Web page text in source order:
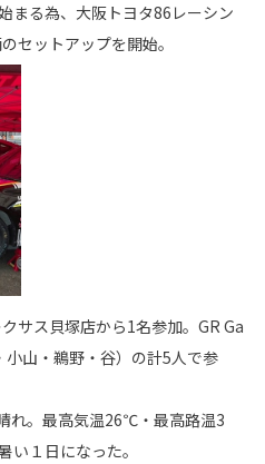
まる為、大阪トヨタ86レーシン
セットアップを開始。
サス貝塚店から1名参加。GR Ga
山・鵜野・谷）の計5人で参
れ。最高気温26℃・最高路温3
１日になった。